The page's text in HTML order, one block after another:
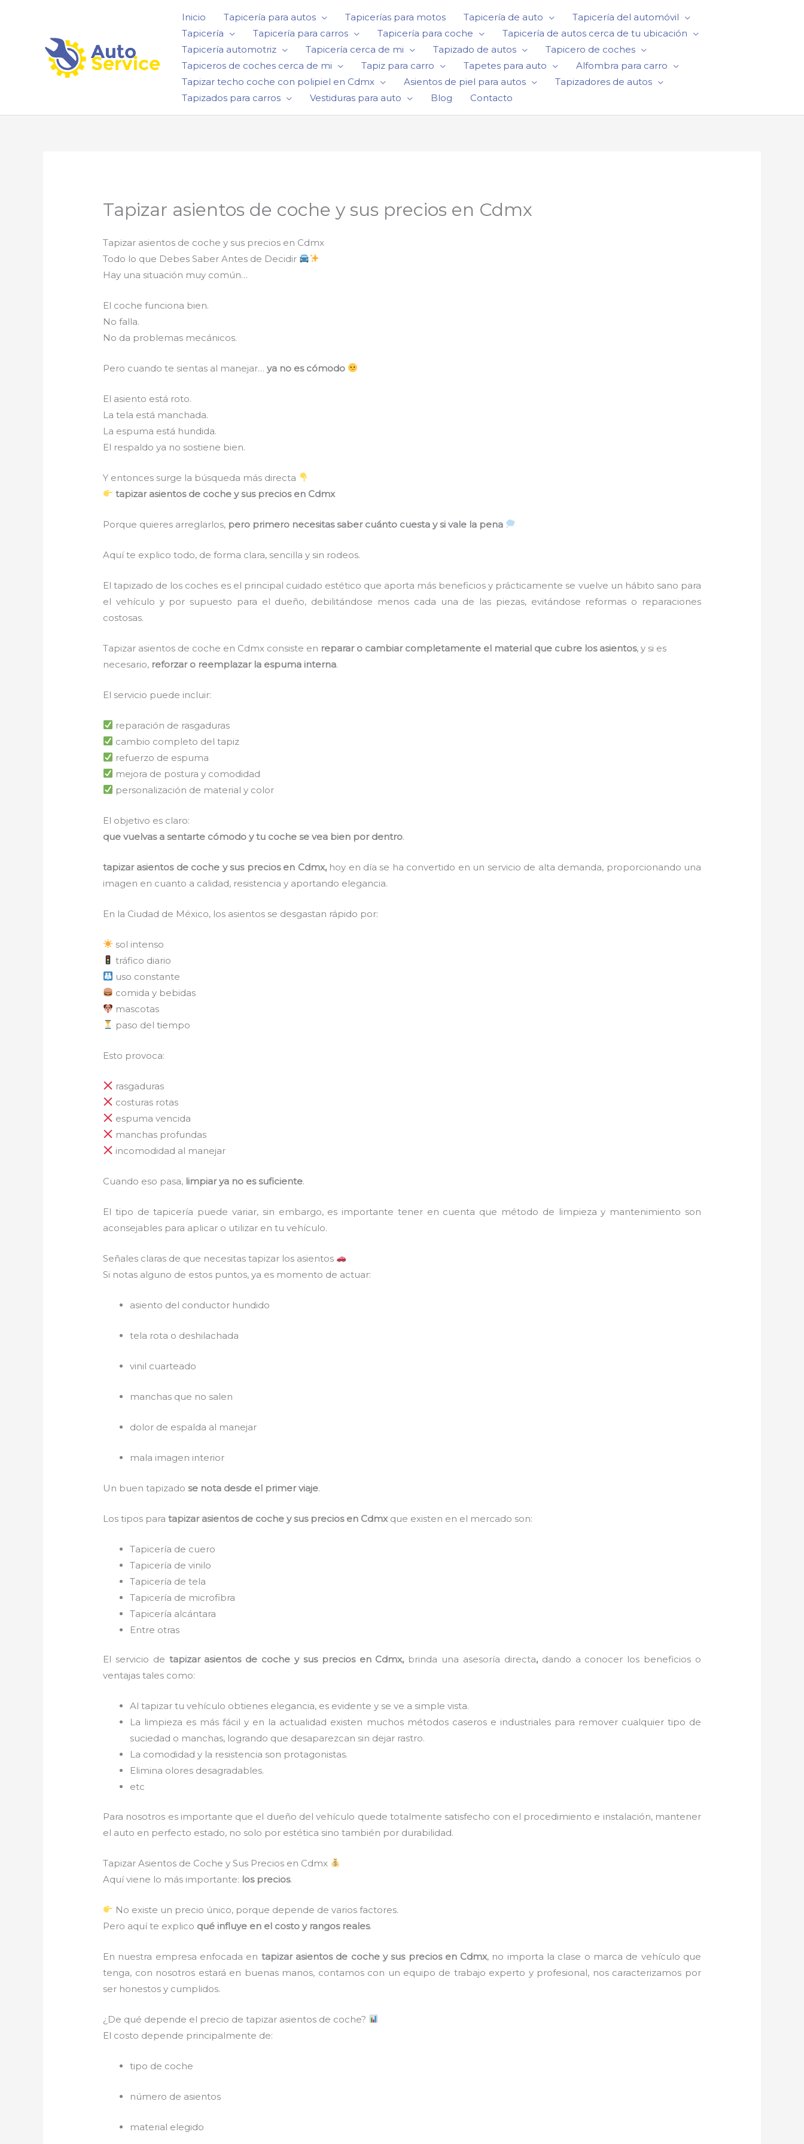
Inicio Tapicería para autos Tapicerías para motos Tapicería de auto
Tapicería del automóvil
Tapicería
Tapicería para carros Tapicería para coche
Tapicería de autos cerca de tu ubicación
Tapicería automotriz
Tapicería cerca de mi Tapizado de autos
Tapicero de coches
Tapiceros de coches cerca de mi
Tapiz para carro Tapetes para auto
Alfombra para carro
Tapizar techo coche con polipiel en Cdmx
Asientos de piel para autos
Tapizadores de autos
Tapizados para carros
Vestiduras para auto Blog Contacto
Tapizar asientos de coche y sus precios en Cdmx
Tapizar asientos de coche y sus precios en Cdmx
Todo lo que Debes Saber Antes de Decidir
Hay una situación muy común…
El coche funciona bien.
No falla.
No da problemas mecánicos.
Pero cuando te sientas al manejar…ya no es cómodo
El asiento está roto.
La tela está manchada.
La espuma está hundida.
El respaldo ya no sostiene bien.
Y entonces surge la búsqueda más directa
tapizar asientos de coche y sus precios en Cdmx
Porque quieres arreglarlos, pero primero necesitas saber cuánto cuesta y si vale la pena
Aquí te explico todo, de forma clara, sencilla y sin rodeos.
El tapizado de los coches es el principal cuidado estético que aporta más beneficios y prácticamente se vuelve un hábito sano para
el vehículo y por supuesto para el dueño, debilitándose menos cada una de las piezas, evitándose reformas o reparaciones
costosas.
Tapizar asientos de coche en Cdmx consiste en reparar o cambiar completamente el material que cubre los asientos, y si es
necesario, reforzar o reemplazar la espuma interna.
El servicio puede incluir:
reparación de rasgaduras
cambio completo del tapiz
refuerzo de espuma
mejora de postura y comodidad
personalización de material y color
El objetivo es claro:
que vuelvas a sentarte cómodo y tu coche se vea bien por dentro.
tapizar asientos de coche y sus precios en Cdmx, hoy en día se ha convertido en un servicio de alta demanda, proporcionando una
imagen en cuanto a calidad, resistencia y aportando elegancia.
En la Ciudad de México, los asientos se desgastan rápido por:
sol intenso
tráfico diario
uso constante
comida y bebidas
mascotas
paso del tiempo
Esto provoca:
rasgaduras
costuras rotas
espuma vencida
manchas profundas
incomodidad al manejar
Cuando eso pasa, limpiar ya no es suficiente.
El tipo de tapicería puede variar, sin embargo, es importante tener en cuenta que método de limpieza y mantenimiento son
aconsejables para aplicar o utilizar en tu vehículo.
Señales claras de que necesitas tapizar los asientos
Si notas alguno de estos puntos, ya es momento de actuar:
asiento del conductor hundido
tela rota o deshilachada
vinil cuarteado
manchas que no salen
dolor de espalda al manejar
mala imagen interior
Un buen tapizadose nota desde el primer viaje.
Los tipos paratapizar asientos de coche y sus precios en Cdmx que existen en el mercado son:
Tapicería de cuero
Tapicería de vinilo
Tapicería de tela
Tapicería de microfibra
Tapicería alcántara
Entre otras
El servicio de tapizar asientos de coche y sus precios en Cdmx, brinda una asesoría directa, dando a conocer los beneficios o
ventajas tales como:
Al tapizar tu vehículo obtienes elegancia, es evidente y se ve a simple vista.
La limpieza es más fácil y en la actualidad existen muchos métodos caseros e industriales para remover cualquier tipo de
suciedad o manchas, logrando que desaparezcan sin dejar rastro.
La comodidad y la resistencia son protagonistas.
Elimina olores desagradables.
etc
Para nosotros es importante que el dueño del vehículo quede totalmente satisfecho con el procedimiento e instalación, mantener
el auto en perfecto estado, no solo por estética sino también por durabilidad.
Tapizar Asientos de Coche y Sus Precios en Cdmx
Aquí viene lo más importante: los precios.
No existe un precio único, porque depende de varios factores.
Pero aquí te explico qué influye en el costo y rangos reales.
En nuestra empresa enfocada en tapizar asientos de coche y sus precios en Cdmx, no importa la clase o marca de vehículo que
tenga, con nosotros estará en buenas manos, contamos con un equipo de trabajo experto y profesional, nos caracterizamos por
ser honestos y cumplidos.
¿De qué depende el precio de tapizar asientos de coche?
El costo depende principalmente de:
tipo de coche
número de asientos
material elegido